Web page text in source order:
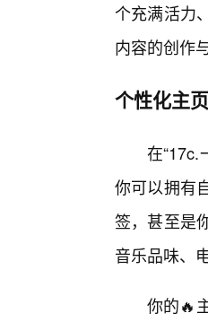
个充满活力
内容的创作
个性化主
在
你可以拥有
签，甚至是
音乐品味、
你的🔥